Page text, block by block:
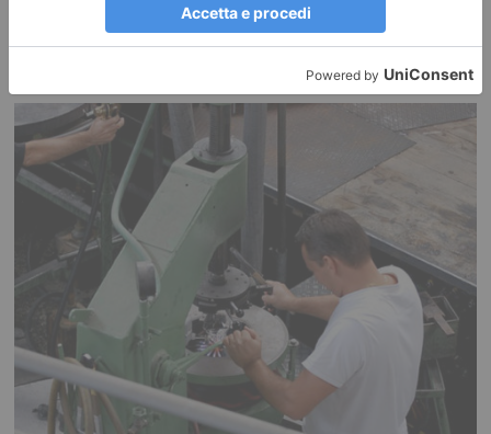
RECENTI: